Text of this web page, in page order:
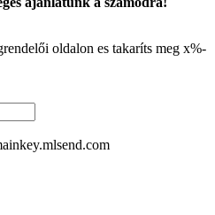
oldalon es takaríts meg x%-